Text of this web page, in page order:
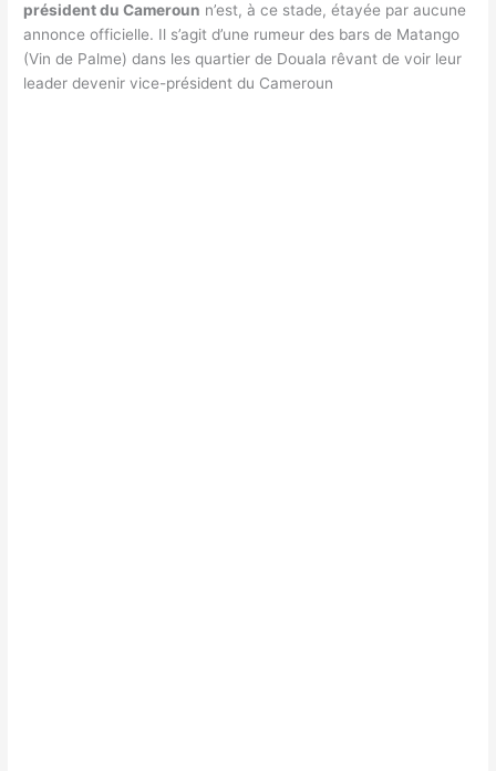
président du Cameroun n’est, à ce stade, étayée par aucune
annonce officielle. Il s’agit d’une rumeur des bars de Matango
(Vin de Palme) dans les quartier de Douala rêvant de voir leur
leader devenir vice-président du Cameroun